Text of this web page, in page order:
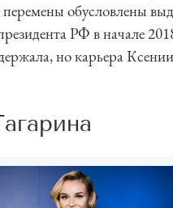
обусловлены
РФ в начале
но карьера